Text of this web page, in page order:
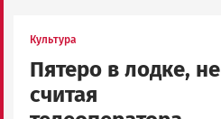
Культура
Пятеро в лодке, не
считая